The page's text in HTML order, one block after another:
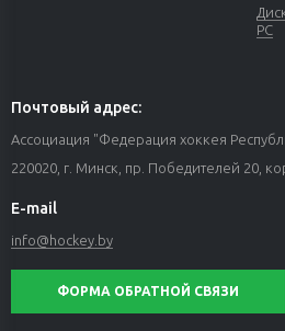
РС
Почтовый адрес:
Ассоциация "Федерация хоккея
220020, г. Минск, пр. Победителей 20,
E-mail
info@hockey.by
ФОРМА ОБРАТНОЙ СВЯЗИ